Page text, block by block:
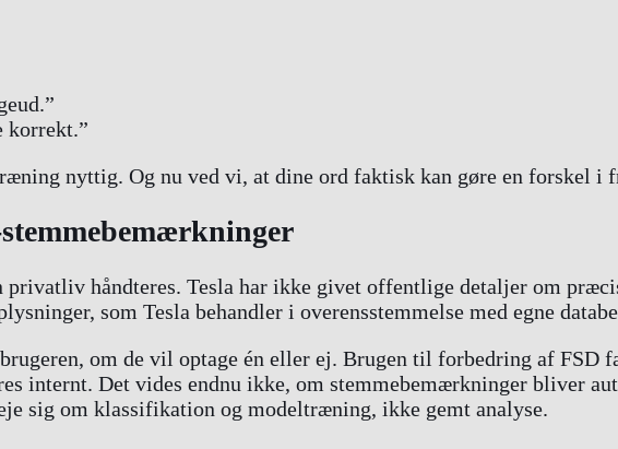
korrekt.”
nyttig. Og nu ved vi, at dine ord faktisk kan gøre en forskel i
håndteres. Tesla har ikke givet offentlige detaljer om
som Tesla behandler i overensstemmelse med egne
om de vil optage én eller ej. Brugen til forbedring af FSD
internt. Det vides endnu ikke, om stemmebemærkninger bliver
sig om klassifikation og modeltræning, ikke gemt analyse.